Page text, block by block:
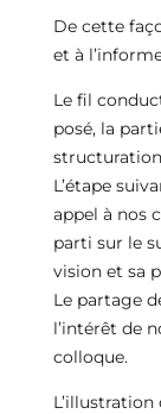
De cette
et à
Le fil
posé, la
structuration
L’étape
appel à nos
parti sur le
vision et sa
Le partage
l’intérêt de
colloque.